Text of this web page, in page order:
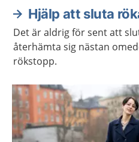
Hjälp att sluta
Det är aldrig för sent att
återhämta sig nästan
rökstopp.